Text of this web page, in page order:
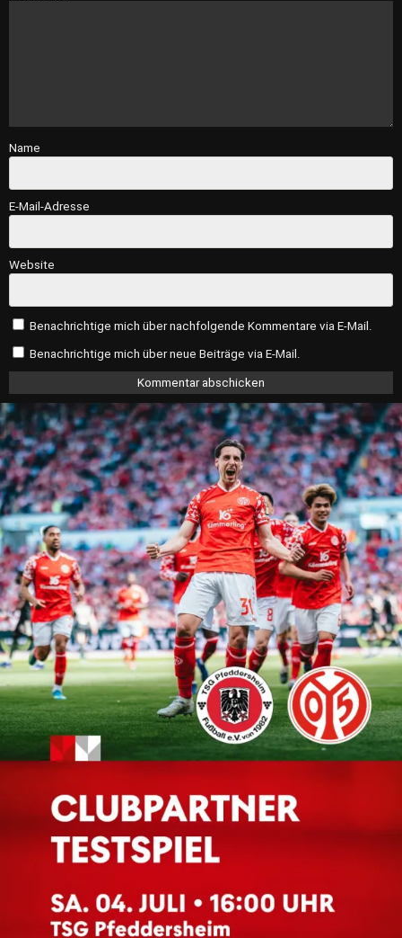
Name
E-Mail-Adresse
Website
Benachrichtige mich über nachfolgende Kommentare via E-Mail.
Benachrichtige mich über neue Beiträge via E-Mail.